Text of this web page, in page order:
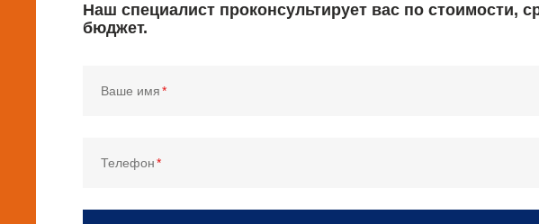
Наш специалист проконсультирует вас по стоимости,
бюджет.
Ваше имя
Телефон